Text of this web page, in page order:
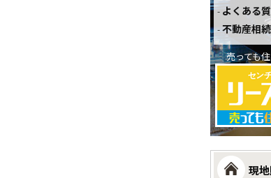
よくある
不動産相
売っても
現